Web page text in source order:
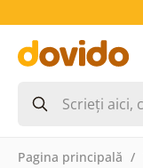
Pagina principală